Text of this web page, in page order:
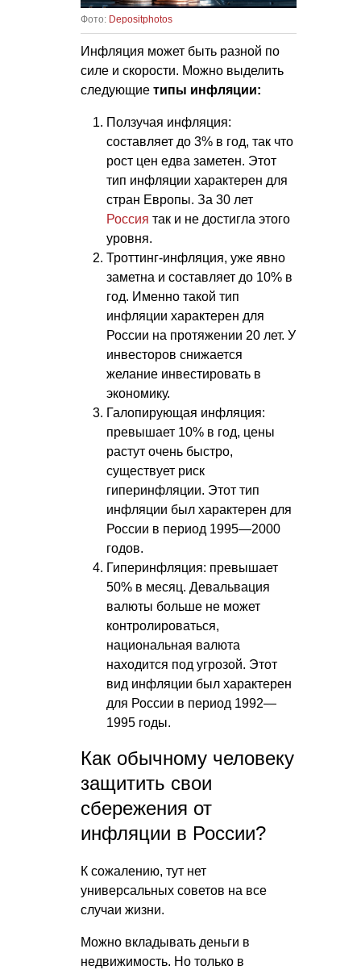
Фото: Depositphotos
Инфляция может быть разной по
силе и скорости. Можно выделить
следующие типы инфляции:
Ползучая инфляция:
составляет до 3% в год, так что
рост цен едва заметен. Этот
тип инфляции характерен для
стран Европы. За 30 лет
Россия так и не достигла этого
уровня.
Троттинг-инфляция, уже явно
заметна и составляет до 10% в
год. Именно такой тип
инфляции характерен для
России на протяжении 20 лет. У
инвесторов снижается
желание инвестировать в
экономику.
Галопирующая инфляция:
превышает 10% в год, цены
растут очень быстро,
существует риск
гиперинфляции. Этот тип
инфляции был характерен для
России в период 1995—2000
годов.
Гиперинфляция: превышает
50% в месяц. Девальвация
валюты больше не может
контролироваться,
национальная валюта
находится под угрозой. Этот
вид инфляции был характерен
для России в период 1992—
1995 годы.
Как обычному человеку
защитить свои
сбережения от
инфляции в России?
К сожалению, тут нет
универсальных советов на все
случаи жизни.
Можно вкладывать деньги в
недвижимость. Но только в